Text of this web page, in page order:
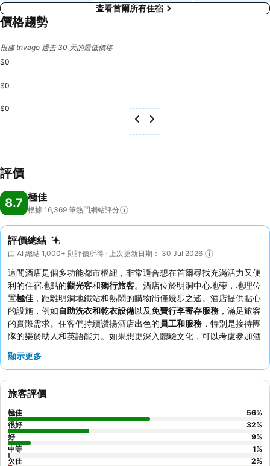
查看首爾所有住宿
價格趨勢
根據 trivago 過去 30 天的最低價格
$0
$0
$0
評價
8.7 極佳
根據 16,369 筆熱門網站評分
評價總結
由 AI 總結 1,000+ 則評價所得 · 上次更新日期： 30 Jul 2026
這間酒店是個多功能都市樞紐，非常適合想在首爾尋找充滿活力又便
利的住宿地點的觀光客和獨行旅客。酒店位於明洞中心地帶，地理位
置極佳 ，距離明洞地鐵站和熱鬧的購物街僅幾步之遙。酒店提供貼心
的設施，例如自助洗衣和乾衣設備以及免費行李寄存服務 ，滿足旅客
的實際需求。住客們持續讚揚酒店出色的員工和服務 ，特別是接待團
隊的樂於助人和英語能力。如果想更深入體驗文化，可以考慮參加酒
顯示更多
旅客評價
極佳 56%
很好
32%
好
9%
中等
1%
欠佳
2%